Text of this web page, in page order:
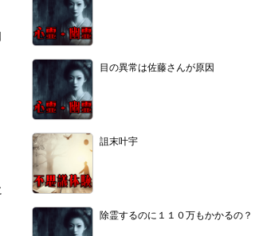
目の異常は佐藤さんが原因
詛末叶宇
除霊するのに１１０万もかかるの？